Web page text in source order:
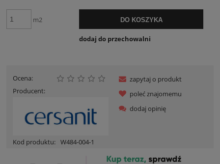
m2 DO KOSZYKA
dodaj do przechowalni
Ocena:
Producent:
Kod produktu: W484-004-1
zapytaj o produkt
poleć znajomemu
dodaj opinię